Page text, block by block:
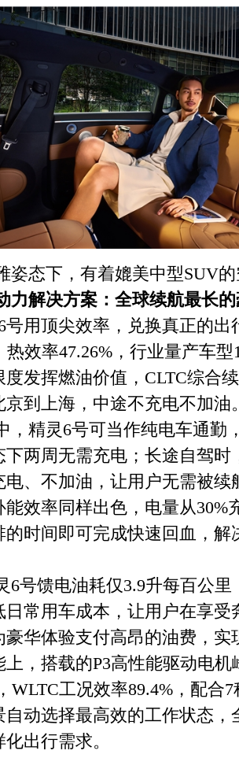
姿态下，有着媲美中型SUV
力解决方案：全球续航最长
号用顶尖效率，兑换真正的
热效率47.26%，行业量产车
发挥燃油价值，CLTC综合
京到上海，中途不充电不加油
，精灵6号可当作纯电车通勤
下两周无需充电；长途自驾时
电、不加油，让用户无需被续
效率同样出色，电量从30%
的时间即可完成快速回血，解
6号馈电油耗仅3.9升每百公里
日常用车成本，让用户在享受
豪华体验支付高昂的油费，
，搭载的P3高性能驱动电机
WLTC工况效率89.4%，配合
自动选择最高效的工作状态，
出行需求。